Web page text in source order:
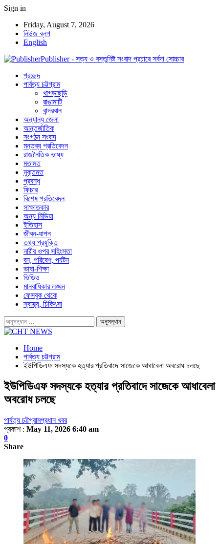
Sign in
Friday, August 7, 2026
নিউজ ব্লগ
English
Publisher - সত্য ও বস্তুনিষ্ট সংবাদ প্রচারে সর্বদা সোচ্চার
প্রচ্ছদ
পার্বত্য চট্টগ্রাম
খাগড়াছড়ি
রাঙামাটি
বান্দরবান
অন্যান্য জেলা
আন্তর্জাতিক
সংগঠন সংবাদ
মন্তব্য প্রতিবেদন
রাজনৈতিক ভাষ্য
মতামত
মুক্তমত
প্রবন্ধ
ফিচার
বিশেষ প্রতিবেদন
সাক্ষাতকার
অন্য মিডিয়া
ইতিহাস
জীবন-যাপন
তথ্য প্রযুক্তি
নারীর ওপর সহিংসতা
বন, পরিবেশ, পর্যটন
ভাষা-শিক্ষা
ভিডিও
মানবাধিকার লঙ্ঘন
ফেসবুক থেকে
স্বাস্থ্য, চিকিৎসা
Home
পার্বত্য চট্টগ্রাম
ইউপিডিএফ সদস্যকে হত্যার প্রতিবাদে সাজেকে আধাবেলা অবরোধ চলছে
ইউপিডিএফ সদস্যকে হত্যার প্রতিবাদে সাজেকে আধাবেলা
অবরোধ চলছে
পার্বত্য চট্টগ্রামপ্রধান খবর
প্রকাশ : May 11, 2026 6:40 am
0
Share